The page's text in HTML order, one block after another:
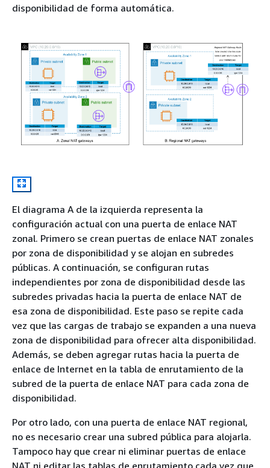
disponibilidad de forma automática.
El diagrama A de la izquierda representa la
configuración actual con una puerta de enlace NAT
zonal. Primero se crean puertas de enlace NAT zonales
por zona de disponibilidad y se alojan en subredes
públicas. A continuación, se configuran rutas
independientes por zona de disponibilidad desde las
subredes privadas hacia la puerta de enlace NAT de
esa zona de disponibilidad. Este paso se repite cada
vez que las cargas de trabajo se expanden a una nueva
zona de disponibilidad para ofrecer alta disponibilidad.
Además, se deben agregar rutas hacia la puerta de
enlace de Internet en la tabla de enrutamiento de la
subred de la puerta de enlace NAT para cada zona de
disponibilidad.
Por otro lado, con una puerta de enlace NAT regional,
no es necesario crear una subred pública para alojarla.
Tampoco hay que crear ni eliminar puertas de enlace